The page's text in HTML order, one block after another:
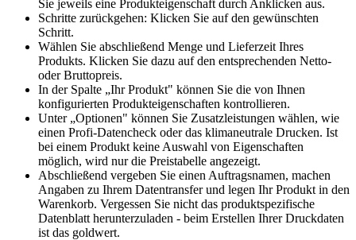
Sie jeweils eine Produkteigenschaft durch Anklicken aus.
Schritte zurückgehen: Klicken Sie auf den gewünschten
Schritt.
Wählen Sie abschließend Menge und Lieferzeit Ihres
Produkts. Klicken Sie dazu auf den entsprechenden Netto-
oder Bruttopreis.
In der Spalte „Ihr Produkt" können Sie die von Ihnen
konfigurierten Produkteigenschaften kontrollieren.
Unter „Optionen" können Sie Zusatzleistungen wählen, wie
einen Profi-Datencheck oder das klimaneutrale Drucken. Ist
bei einem Produkt keine Auswahl von Eigenschaften
möglich, wird nur die Preistabelle angezeigt.
Abschließend vergeben Sie einen Auftragsnamen, machen
Angaben zu Ihrem Datentransfer und legen Ihr Produkt in den
Warenkorb. Vergessen Sie nicht das produktspezifische
Datenblatt herunterzuladen - beim Erstellen Ihrer Druckdaten
ist das goldwert.